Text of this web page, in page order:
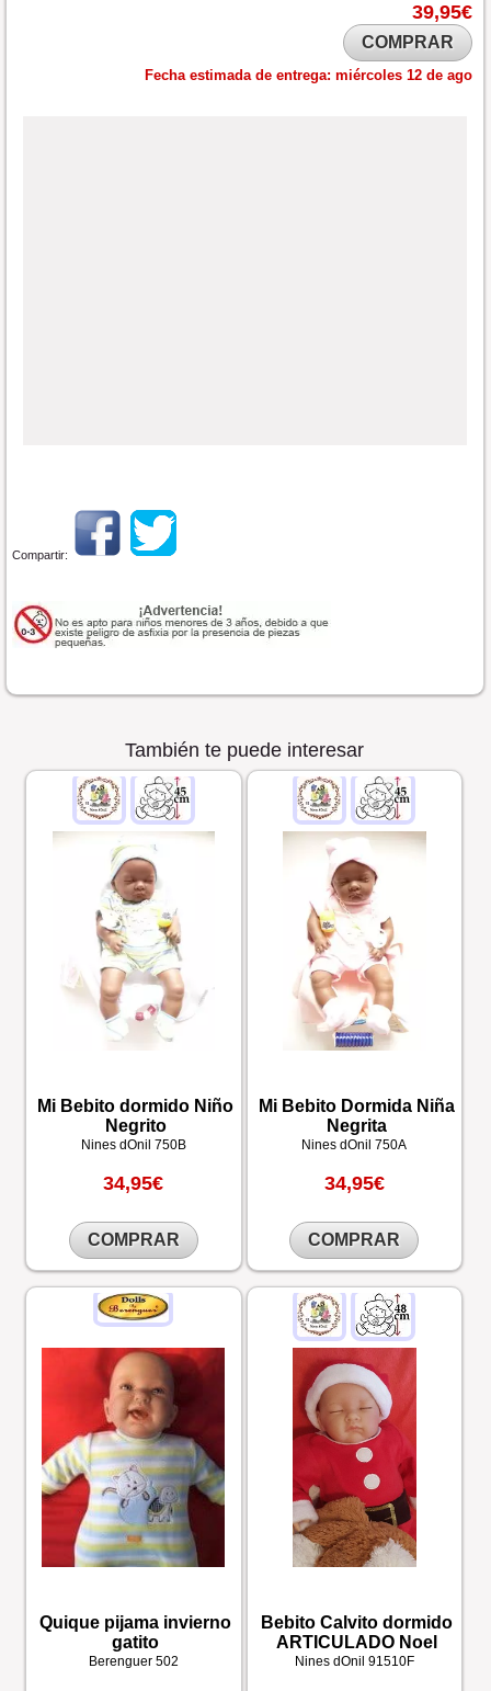
39,95€
COMPRAR
Fecha estimada de entrega: miércoles 12 de ago
Compartir:
También te puede interesar
Mi Bebito dormido Niño
Negrito
Nines dOnil 750B
34,95€
COMPRAR
Mi Bebito Dormida Niña
Negrita
Nines dOnil 750A
34,95€
COMPRAR
Quique pijama invierno
gatito
Berenguer 502
Bebito Calvito dormido
ARTICULADO Noel
Nines dOnil 91510F